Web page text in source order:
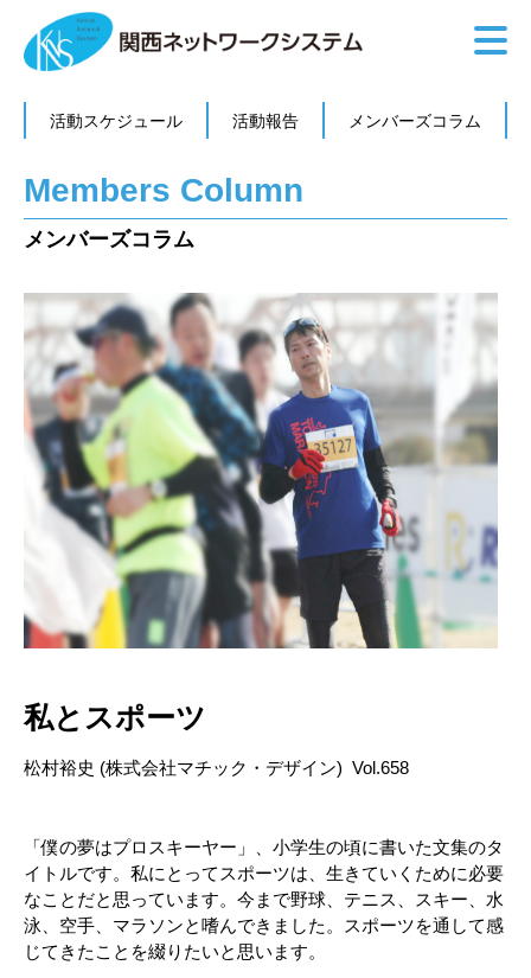
活動スケジュール 活動報告 メンバーズコラム
Members Column
メンバーズコラム
私とスポーツ
松村裕史 (株式会社マチック・デザイン) Vol.658
「僕の夢はプロスキーヤー」、小学生の頃に書いた文集のタ
イトルです。私にとってスポーツは、生きていくために必要
なことだと思っています。今まで野球、テニス、スキー、水
泳、空手、マラソンと嗜んできました。スポーツを通して感
じてきたことを綴りたいと思います。